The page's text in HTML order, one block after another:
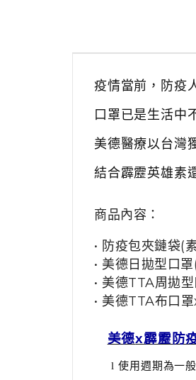
疫情當前，防疫
口罩已是生活中
美德醫療以台灣
結合霹靂英雄素
商品內容：
• 防疫包夾鏈袋(
• 美德日拋型口
• 美德TTA周拋
• 美德TTA布口
美德x霹靂防
l 使用週期為一